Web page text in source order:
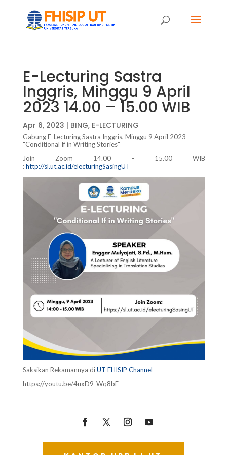
E-Lecturing Sastra
Inggris, Minggu 9 April
2023 14.00 – 15.00 WIB
Apr 6, 2023 | BING, E-LECTURING
Gabung E-Lecturing Sastra Inggris, Minggu 9 April 2023
"Conditional If in Writing Stories"
Join Zoom 14.00 - 15.00 WIB
:http://sl.ut.ac.id/electuringSasingUT
Saksikan Rekamannya diUT FHISIP Channel
https://youtu.be/4uxD9-Wq8bE